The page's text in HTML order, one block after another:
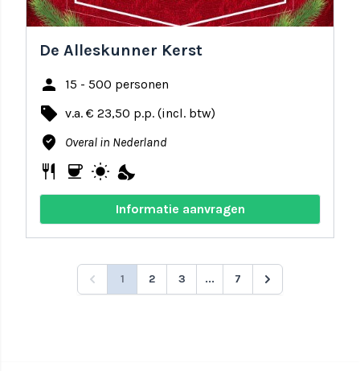
De Alleskunner Kerst
person 15 - 500 personen
local_offer v.a. € 23,50 p.p. (incl. btw)
where_to_vote Overal in Nederland
restaurant coffee wb_sunny nights_stay
Informatie aanvragen
1 2 3 ... 7